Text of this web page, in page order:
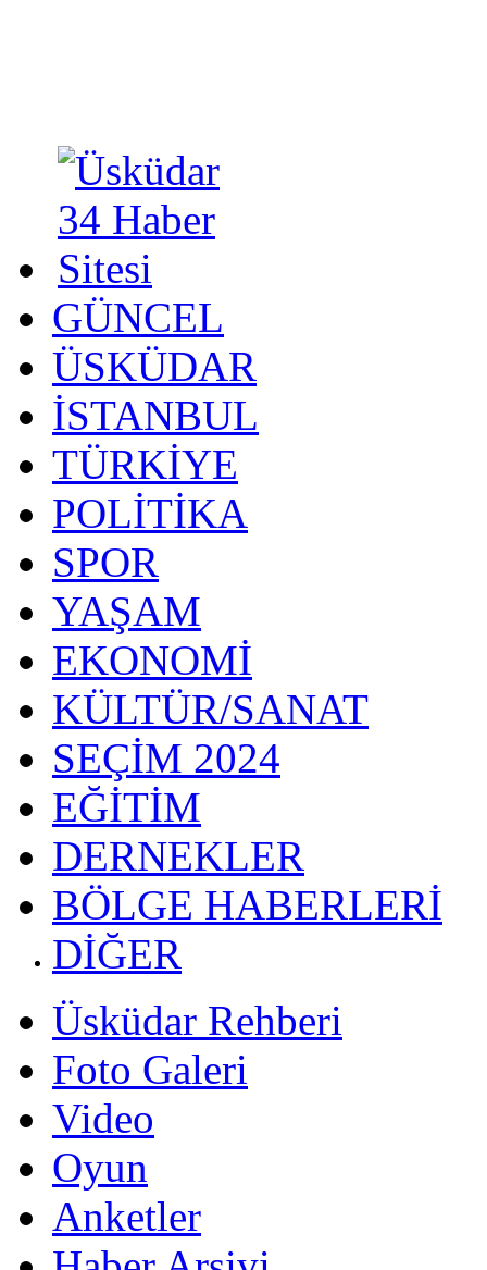
GÜNCEL
ÜSKÜDAR
İSTANBUL
TÜRKİYE
POLİTİKA
SPOR
YAŞAM
EKONOMİ
KÜLTÜR/SANAT
SEÇİM 2024
EĞİTİM
DERNEKLER
BÖLGE HABERLERİ
DİĞER
Üsküdar Rehberi
Foto Galeri
Video
Oyun
Anketler